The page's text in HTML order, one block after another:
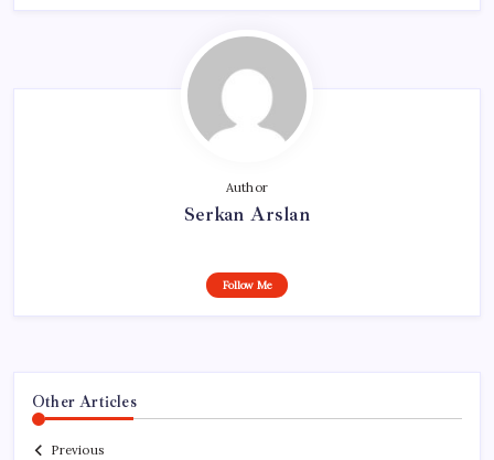
Author
Serkan Arslan
Follow Me
Other Articles
Previous